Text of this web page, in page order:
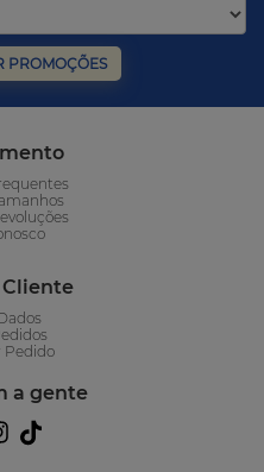
PROMOÇÕES
Pedido
a gente